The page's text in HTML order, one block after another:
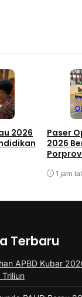
2026
Paser
2026
1 jam
Terbaru
APBD Kubar